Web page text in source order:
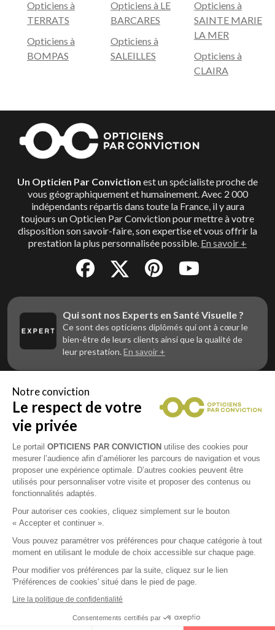
Opticiens à
TERRATS
Opticiens à
BOMPAS
Opticiens à LE
BARCARES
Opticiens à
SALEILLES
Opticiens à
SAINTE MARIE
LA MER
Opticiens à
CLAIRA
Un Opticien Par Conviction est un spécialiste proche de
vous géographiquement et humainement. Avec 2 000
indépendants répartis dans toute la France, il y aura
toujours un Opticien Par Conviction pour mettre à votre
disposition son savoir-faire, son expertise et vous offrir la
prestation la plus personnalisée possible. En savoir +
Qui sont nos Experts en Santé Visuelle ?
Ce sont des opticiens diplômés qui ont à cœur le
bien-être de leurs clients ainsi que la qualité de
leur prestation. En savoir +
Vous êtes un professionnel de la vue et
vous souhaitez nous rejoindre ?
Contactez Alliance Optic, la centrale d’achats et
d’accompagnement des opticiens indépendants
Contacts
2026 © Opticiens Par Conviction. Tous droits
Notre conviction
Le respect de votre
vie privée
Le portail OPTICIENS PAR CONVICTION utilise des cookies pour
mesurer l’audience afin d’améliorer les parcours de navigation et vous
proposer une expérience optimale. D’autres cookies peuvent être
utilisés pour personnaliser votre visite et proposer des contenus ou
fonctionnalités adaptés.
Pour autoriser ces cookies, cliquez simplement sur le bouton
« Accepter et continuer ».
Vous pouvez paramétrer vos préférences pour chaque catégorie à tout
moment en utilisant le module de choix accessible sur chaque page.
Pour modifier vos préférences par la suite, cliquez sur le lien
'Préférences de cookies' situé dans le pied de page.
Lire la politique de confidentialité
Consentements certifiés par